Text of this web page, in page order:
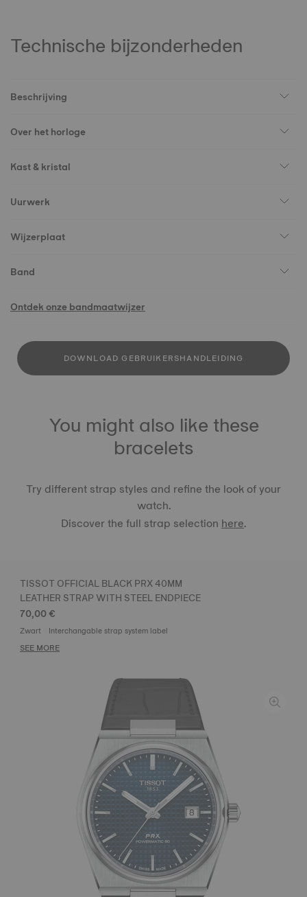
Technische bijzonderheden
Beschrijving
Over het horloge
Kast & kristal
Uurwerk
Wijzerplaat
Band
Ontdek onze bandmaatwijzer
DOWNLOAD GEBRUIKERSHANDLEIDING
You might also like these
bracelets
Try different strap styles and refine the look of your
watch.
Discover the full strap selectionhere.
TISSOT OFFICIAL BLACK PRX 40MM
LEATHER STRAP WITH STEEL ENDPIECE
70,00 €
Zwart Interchangable strap system label
SEE MORE